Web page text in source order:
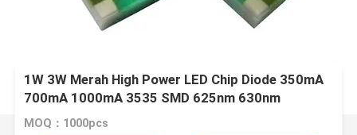
1W 3W Merah High Power LED Chip Diode 350mA
700mA 1000mA 3535 SMD 625nm 630nm
MOQ：1000pcs